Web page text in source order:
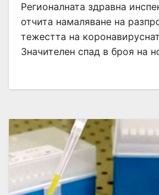
Регионалната здравна
отчита намаляване на
тежестта на
Значителен спад в броя на